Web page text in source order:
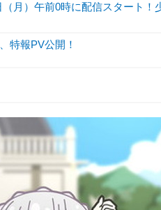
月）午前0時に配信スタート！
特報PV公開！